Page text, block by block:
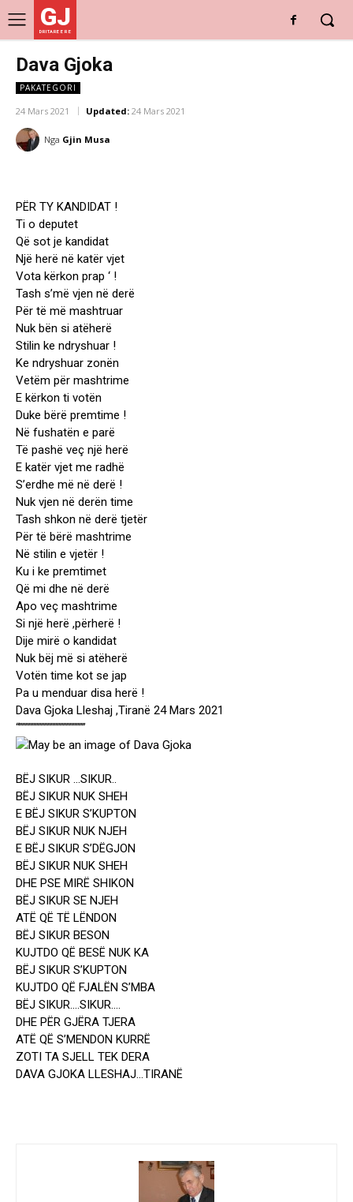
GJ
DRITARE E RE
Dava Gjoka
PAKATEGORI
24 Mars 2021 Updated: 24 Mars 2021
Nga Gjin Musa
PËR TY KANDIDAT !
Ti o deputet
Që sot je kandidat
Një herë në katër vjet
Vota kërkon prap ‘ !
Tash s’më vjen në derë
Për të më mashtruar
Nuk bën si atëherë
Stilin ke ndryshuar !
Ke ndryshuar zonën
Vetëm për mashtrime
E kërkon ti votën
Duke bërë premtime !
Në fushatën e parë
Të pashë veç një herë
E katër vjet me radhë
S’erdhe më në derë !
Nuk vjen në derën time
Tash shkon në derë tjetër
Për të bërë mashtrime
Në stilin e vjetër !
Ku i ke premtimet
Që mi dhe në derë
Apo veç mashtrime
Si një herë ,përherë !
Dije mirë o kandidat
Nuk bëj më si atëherë
Votën time kot se jap
Pa u menduar disa herë !
Dava Gjoka Lleshaj ,Tiranë 24 Mars 2021
“”””””””””””””””””””””
BËJ SIKUR …SIKUR..
BËJ SIKUR NUK SHEH
E BËJ SIKUR S’KUPTON
BËJ SIKUR NUK NJEH
E BËJ SIKUR S’DËGJON
BËJ SIKUR NUK SHEH
DHE PSE MIRË SHIKON
BËJ SIKUR SE NJEH
ATË QË TË LËNDON
BËJ SIKUR BESON
KUJTDO QË BESË NUK KA
BËJ SIKUR S’KUPTON
KUJTDO QË FJALËN S’MBA
BËJ SIKUR….SIKUR….
DHE PËR GJËRA TJERA
ATË QË S’MENDON KURRË
ZOTI TA SJELL TEK DERA
DAVA GJOKA LLESHAJ…TIRANË